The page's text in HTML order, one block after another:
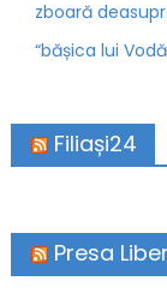
zboară
“bășica lui
Filiași24
Presa